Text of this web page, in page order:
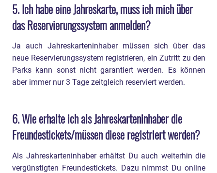
Frankreich – Was muss ich wissen?
25. Die Ile-de-France mit Disneyland Paris oder
ganz Frankreich wären Hochrisiko- bzw.
Virusvariantengebiet – was würde das
27. Gibt es eine Testpflicht für Reiserückkehrer
28. Darf ich trotz der Einstufung als
5. Ich habe eine Jahreskarte, muss ich mich über
das Reservierungssystem anmelden?
Ja auch Jahreskarteninhaber müssen sich über das
neue Reservierungssystem registrieren, ein Zutritt zu den
Parks kann sonst nicht garantiert werden. Es können
aber immer nur 3 Tage zeitgleich reserviert werden.
6. Wie erhalte ich als Jahreskarteninhaber die
Freundestickets/müssen diese registriert werden?
Als Jahreskarteninhaber erhältst Du auch weiterhin die
vergünstigten Freundestickets. Dazu nimmst Du online